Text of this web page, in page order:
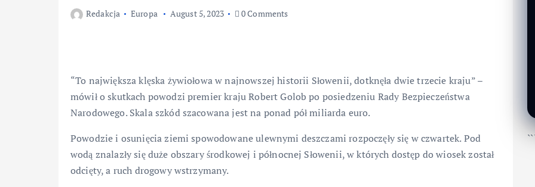
Redakcja Europa August 5, 2023 0 Comments
“To największa klęska żywiołowa w najnowszej historii Słowenii, dotknęła dwie trzecie kraju” –
mówił o skutkach powodzi premier kraju Robert Golob po posiedzeniu Rady Bezpieczeństwa
Narodowego. Skala szkód szacowana jest na ponad pół miliarda euro.
Powodzie i osunięcia ziemi spowodowane ulewnymi deszczami rozpoczęły się w czwartek. Pod
wodą znalazły się duże obszary środkowej i północnej Słowenii, w których dostęp do wiosek został
odcięty, a ruch drogowy wstrzymany.